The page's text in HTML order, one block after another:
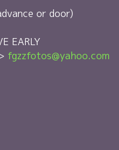
or door)
EARLY
fgzzfotos@yahoo.com